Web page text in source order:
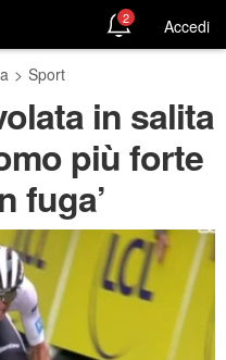
2 Accedi
> Sport
in salita
più forte
fuga’